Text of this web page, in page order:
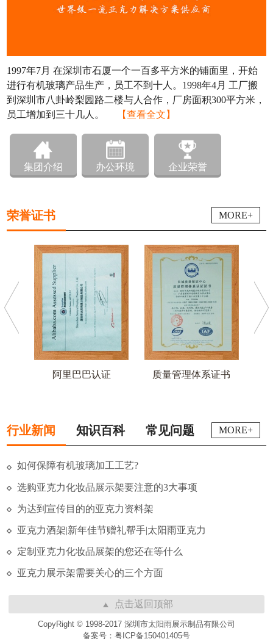
1997年7月 在深圳市石厦一个一百多平方米的铺面里，开始
进行有机玻璃产品生产，员工不到十人。1998年4月 工厂搬
到深圳市八卦岭梨园路二楼与人合作，厂房面积300平方米，
员工增加到三十几人。
【查看全文】
集团介绍 办公环境 企业荣誉
荣誉证书 MORE+
阿里巴巴认证 质量管理体系证书
行业新闻 知识百科 常见问题 MORE+
如何保障有机玻璃加工工艺?
选购亚克力化妆品展示架要注意的3大事项
为达到宣传目的的亚克力资料架
亚克力酒架|新年佳节赠礼帮手|太阳雨亚克力
定制亚克力化妆品展架的您还在等什么
亚克力展示架需要关心的三个方面
点击返回顶部
CopyRight © 1998-2017 深圳市太阳雨展示制品有限公司
备案号：粤ICP备150401405号